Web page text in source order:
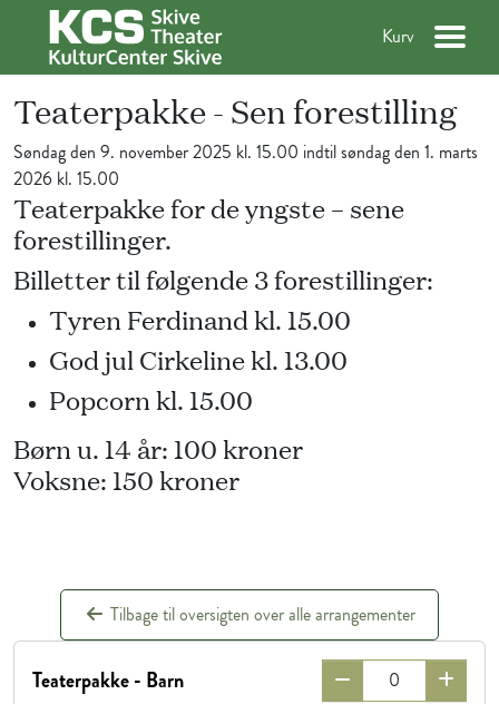
Kurv
Teaterpakke - Sen forestilling
Søndag den 9. november 2025 kl. 15.00 indtil søndag den 1. marts
2026 kl. 15.00
Teaterpakke for de yngste – sene
forestillinger.
Billetter til følgende 3 forestillinger:
Tyren Ferdinand kl. 15.00
God jul Cirkeline kl. 13.00
Popcorn kl. 15.00
Børn u. 14 år: 100 kroner
Voksne: 150 kroner
Tilbage til oversigten over alle arrangementer
Teaterpakke - Barn